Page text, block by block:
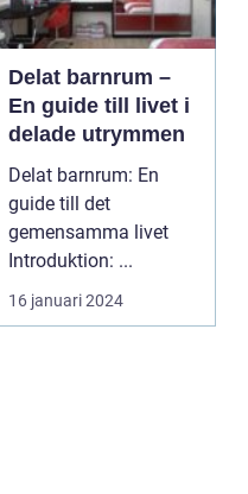
Delat barnrum –
En guide till livet i
delade utrymmen
Delat barnrum: En
guide till det
gemensamma livet
Introduktion: ...
16 januari 2024